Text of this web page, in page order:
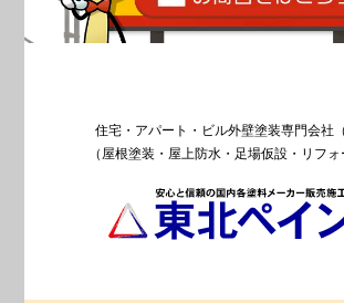
住宅・アパート・ビル外壁塗装専門会社
（屋根塗装・屋上防水・足場仮設・リフォ